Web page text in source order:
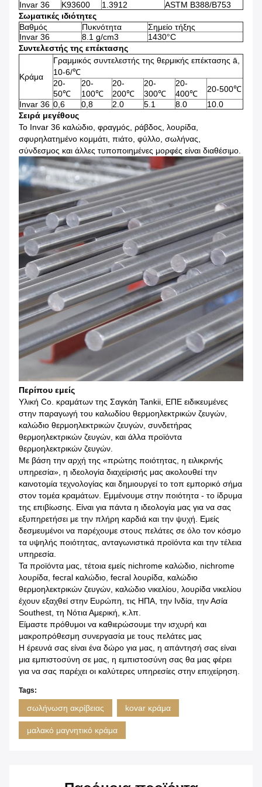
Invar 36 K93600 1.3912
ASTM B388/B753
Σωματικές ιδιότητες
Βαθμός
Πυκνότητα
Σημείο τήξης
Invar 36
8.1 g/cm3
1430°C
Συντελεστής της επέκτασης
Κράμα
Γραμμικός συντελεστής της θερμικής επέκτασης ā,
10-6/℃
20-
50℃
20-
100℃
20-
200℃
20-
300℃
20-
400℃
20-500℃
Invar 36 0,6 0,8 2.0 5.1 8.0
10.0
Σειρά μεγέθους
Το Invar 36 καλώδιο, φραγμός, ράβδος, λουρίδα,
σφυρηλατημένο κομμάτι, πιάτο, φύλλο, σωλήνας,
σύνδεσμος και άλλες τυποποιημένες μορφές είναι διαθέσιμο.
Περίπου εμείς
Υλική Co. κραμάτων της Σαγκάη Tankii, ΕΠΕ ειδικευμένες
στην παραγωγή του καλωδίου θερμοηλεκτρικών ζευγών,
καλώδιο θερμοηλεκτρικών ζευγών, συνδετήρας
θερμοηλεκτρικών ζευγών, και άλλα προϊόντα
θερμοηλεκτρικών ζευγών.
Με βάση την αρχή της «πρώτης ποιότητας, η ειλικρινής
υπηρεσία», η ιδεολογία διαχείρισής μας ακολουθεί την
καινοτομία τεχνολογίας και δημιουργεί το τοπ εμπορικό σήμα
στον τομέα κραμάτων. Εμμένουμε στην ποιότητα - το ίδρυμα
της επιβίωσης. Είναι για πάντα η ιδεολογία μας για να σας
εξυπηρετήσει με την πλήρη καρδιά και την ψυχή. Εμείς
δεσμευμένοι να παρέχουμε στους πελάτες σε όλο τον κόσμο
τα υψηλής ποιότητας, ανταγωνιστικά προϊόντα και την τέλεια
υπηρεσία.
Τα προϊόντα μας, τέτοια εμείς nichrome καλώδιο, nichrome
λουρίδα, fecral καλώδιο, fecral λουρίδα, καλώδιο
θερμοηλεκτρικών ζευγών, καλώδιο νικελίου, λουρίδα νικελίου
έχουν εξαχθεί στην Ευρώπη, τις ΗΠΑ, την Ινδία, την Ασία
Southest, τη Νότια Αμερική, κ.λπ.
Είμαστε πρόθυμοι να καθιερώσουμε την ισχυρή και
μακροπρόθεσμη συνεργασία με τους πελάτες μας
Η έρευνά σας είναι ένα δώρο για μας, η απάντησή σας είναι
μια εμπιστοσύνη σε μας, η εμπιστοσύνη σας θα μας φέρει
για να σας παρέχει οι καλύτερες υπηρεσίες στην επιχείρηση.
Tags:
σωλήνωση ακρίβειας kovar κράμα
μαλακό μαγνητικό κράμα